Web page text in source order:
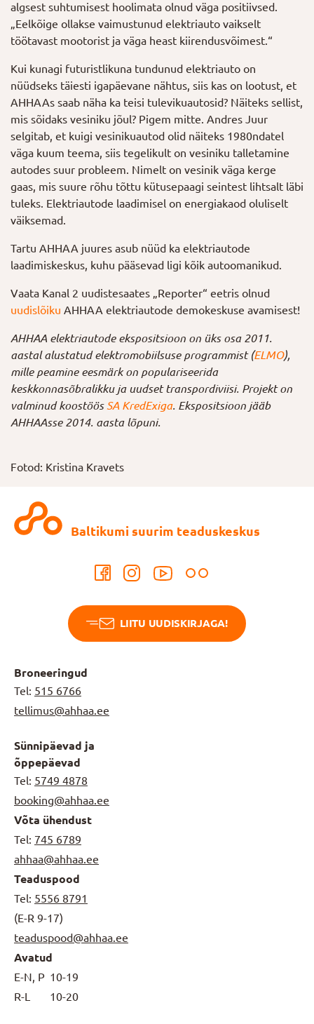
algsest suhtumisest hoolimata olnud väga positiivsed.
„Eelkõige ollakse vaimustunud elektriauto vaikselt
töötavast mootorist ja väga heast kiirendusvõimest.“
Kui kunagi futuristlikuna tundunud elektriauto on
nüüdseks täiesti igapäevane nähtus, siis kas on lootust, et
AHHAAs saab näha ka teisi tulevikuautosid? Näiteks sellist,
mis sõidaks vesiniku jõul? Pigem mitte. Andres Juur
selgitab, et kuigi vesinikuautod olid näiteks 1980ndatel
väga kuum teema, siis tegelikult on vesiniku talletamine
autodes suur probleem. Nimelt on vesinik väga kerge
gaas, mis suure rõhu tõttu kütusepaagi seintest lihtsalt läbi
tuleks. Elektriautode laadimisel on energiakaod oluliselt
väiksemad.
Tartu AHHAA juures asub nüüd ka elektriautode
laadimiskeskus, kuhu pääsevad ligi kõik autoomanikud.
Vaata Kanal 2 uudistesaates „Reporter“ eetris olnud
uudislõiku AHHAA elektriautode demokeskuse avamisest!
AHHAA elektriautode ekspositsioon on üks osa 2011.
aastal alustatud elektromobiilsuse programmist (ELMO),
mille peamine eesmärk on populariseerida
keskkonnasõbralikku ja uudset transpordiviisi. Projekt on
valminud koostöös SA KredExiga. Ekspositsioon jääb
AHHAAsse 2014. aasta lõpuni.
Fotod: Kristina Kravets
Baltikumi suurim teaduskeskus
LIITU UUDISKIRJAGA!
Broneeringud
Tel: 515 6766
tellimus@ahhaa.ee
Sünnipäevad ja
õppepäevad
Tel: 5749 4878
booking@ahhaa.ee
Võta ühendust
Tel: 745 6789
ahhaa@ahhaa.ee
Teaduspood
Tel: 5556 8791
(E-R 9-17)
teaduspood@ahhaa.ee
Avatud
E-N, P 10-19
R-L
10-20